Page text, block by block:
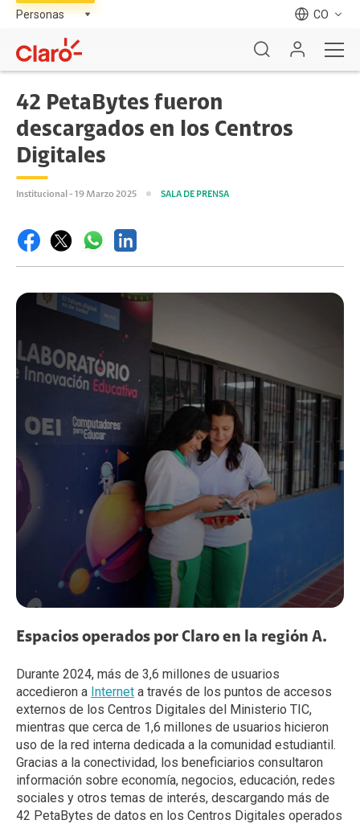
CO
42 PetaBytes fueron
descargados en los Centros
Digitales
Institucional - 19 Marzo 2025 SALA DE PRENSA
Espacios operados por Claro en la región A.
Durante 2024, más de 3,6 millones de usuarios
accedieron a Internet a través de los puntos de accesos
externos de los Centros Digitales del Ministerio TIC,
mientras que cerca de 1,6 millones de usuarios hicieron
uso de la red interna dedicada a la comunidad estudiantil.
Gracias a la conectividad, los beneficiarios consultaron
información sobre economía, negocios, educación, redes
sociales y otros temas de interés, descargando más de
42 PetaBytes de datos en los Centros Digitales operados